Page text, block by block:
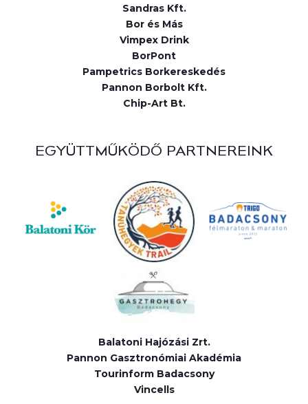
Sandras Kft.
Bor és Más
Vimpex Drink
BorPont
Pampetrics Borkereskedés
Pannon Borbolt Kft.
Chip-Art Bt.
EGYÜTTMŰKÖDŐ PARTNEREINK
Balatoni Hajózási Zrt.
Pannon Gasztronómiai Akadémia
Tourinform Badacsony
Vincells